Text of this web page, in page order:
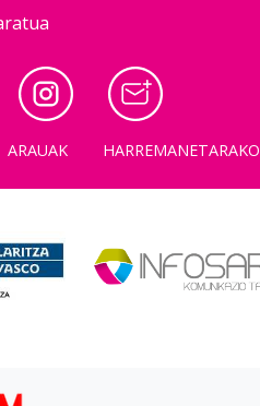
ARAUAK HARREMANETARAKO